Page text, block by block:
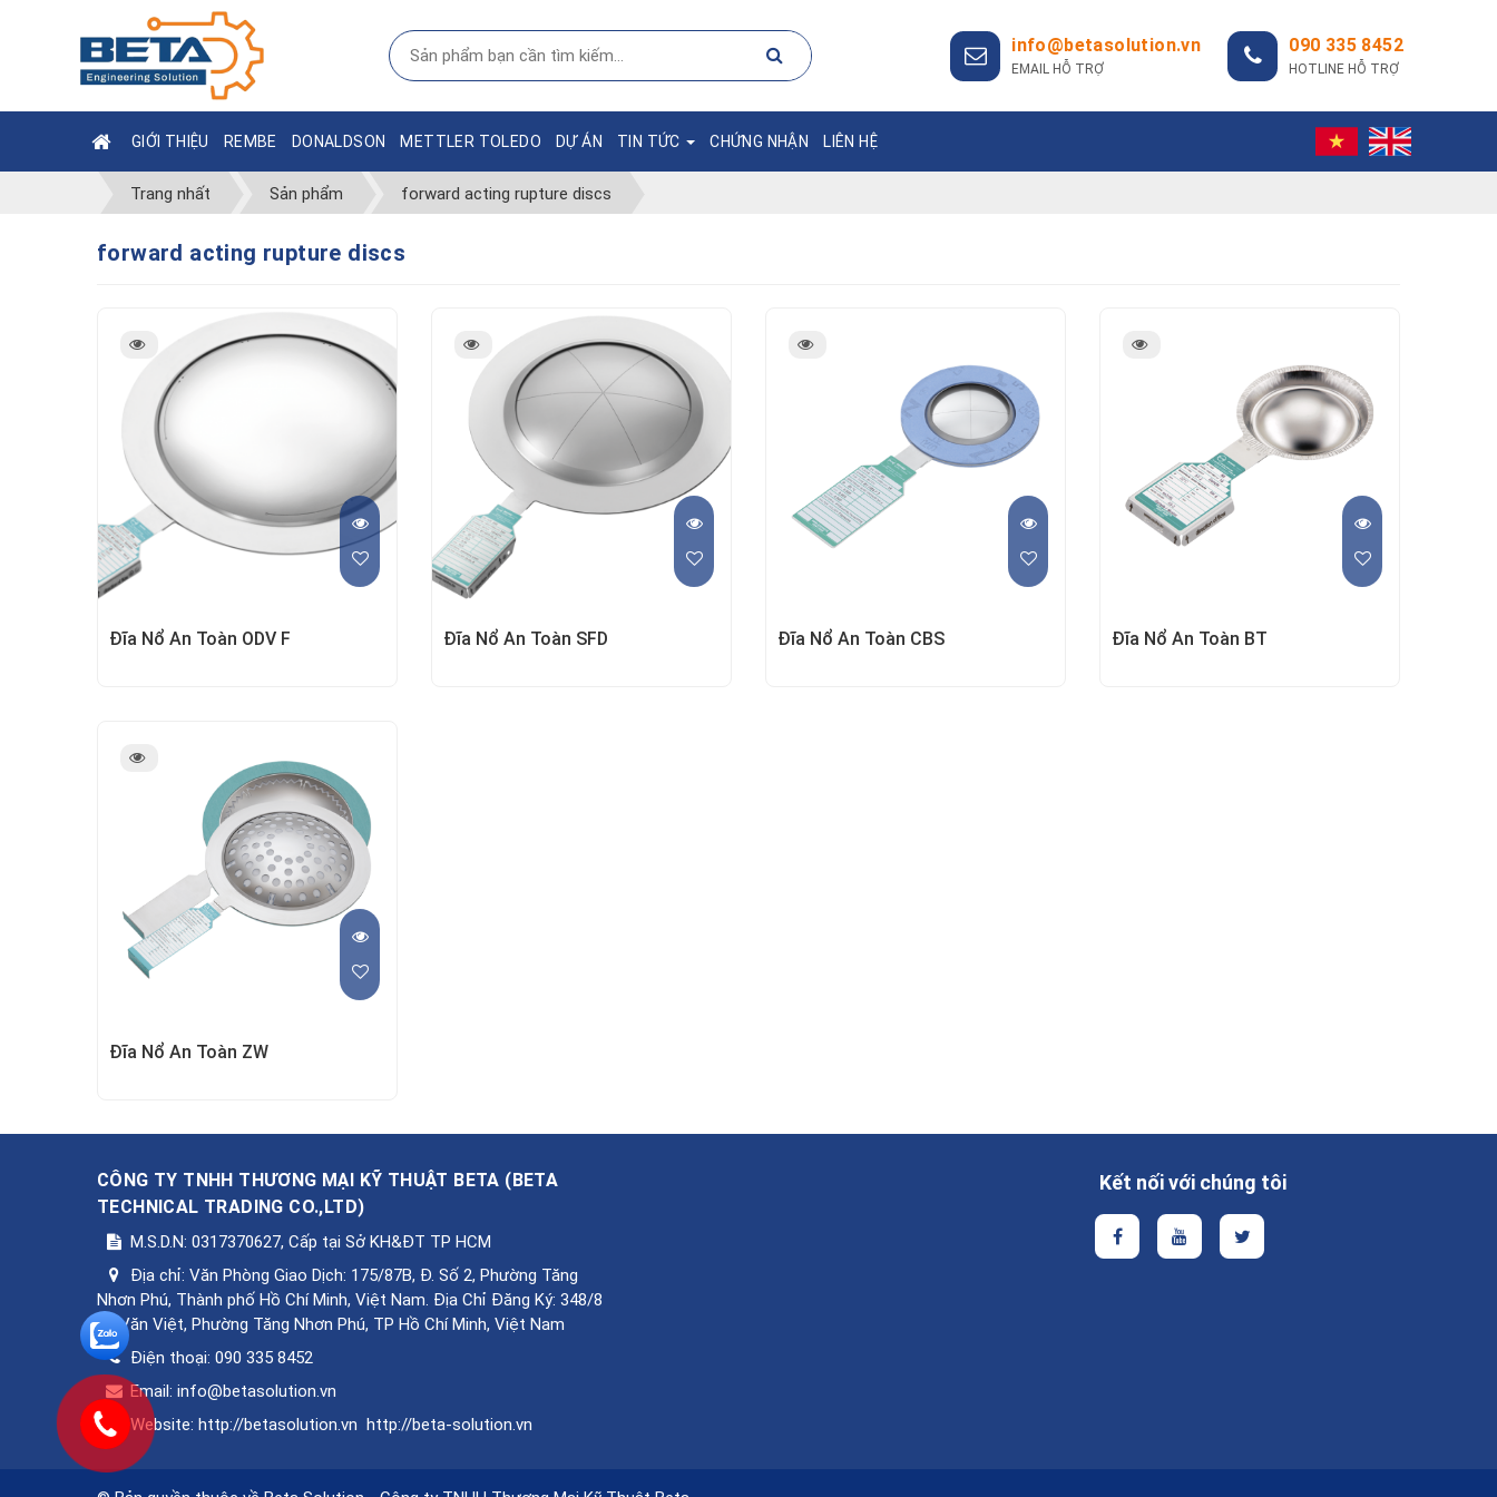
info@betasolution.vn
EMAIL HỖ TRỢ
090 335 8452
HOTLINE HỖ TRỢ
GIỚI THIỆU REMBE DONALDSON METTLER TOLEDO DỰ ÁN TIN TỨC CHỨNG NHẬN LIÊN HỆ
Trang nhất Sản phẩm forward acting rupture discs
forward acting rupture discs
Đĩa Nổ An Toàn ODV F Đĩa Nổ An Toàn SFD Đĩa Nổ An Toàn CBS Đĩa Nổ An Toàn BT
Đĩa Nổ An Toàn ZW
CÔNG TY TNHH THƯƠNG MẠI KỸ THUẬT BETA (BETA
TECHNICAL TRADING CO.,LTD)
M.S.D.N: 0317370627, Cấp tại Sở KH&ĐT TP HCM
Địa chỉ: Văn Phòng Giao Dịch: 175/87B, Đ. Số 2, Phường Tăng
Nhơn Phú, Thành phố Hồ Chí Minh, Việt Nam. Địa Chỉ Đăng Ký: 348/8
Lê Văn Việt, Phường Tăng Nhơn Phú, TP Hồ Chí Minh, Việt Nam
Điện thoại: 090 335 8452
Email: info@betasolution.vn
Website: http://betasolution.vn http://beta-solution.vn
Kết nối với chúng tôi